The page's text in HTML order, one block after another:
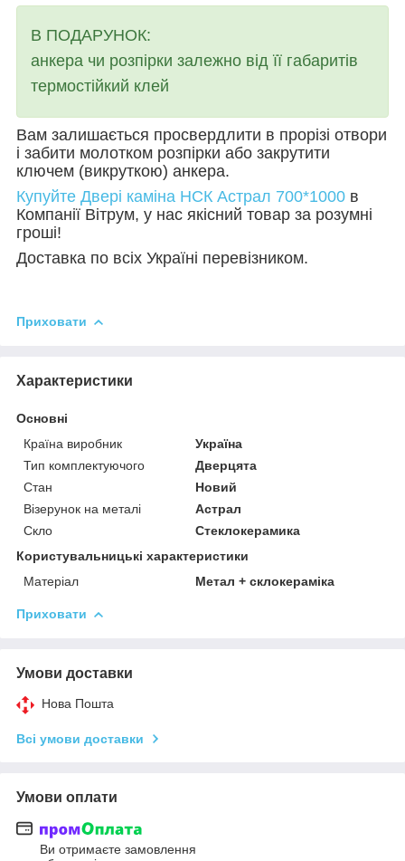
В ПОДАРУНОК:
анкера чи розпірки залежно від її габаритів
термостійкий клей
Вам залишається просвердлити в прорізі отвори
і забити молотком розпірки або закрутити
ключем (викруткою) анкера.
Купуйте Двері каміна НСК Астрал 700*1000 в
Компанії Вітрум, у нас якісний товар за розумні
гроші!
Доставка по всіх Україні перевізником.
Приховати
Характеристики
Основні
Країна виробник
Україна
Тип комплектуючого
Дверцята
Стан
Новий
Візерунок на металі
Астрал
Скло
Стеклокерамика
Користувальницькі характеристики
Матеріал
Метал + склокераміка
Приховати
Умови доставки
Нова Пошта
Всі умови доставки
Умови оплати
Ви отримаєте замовлення